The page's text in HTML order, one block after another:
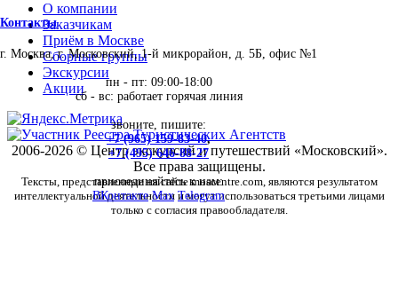
Контакты
г. Москва, г. Московский, 1-й микрорайон, д. 5Б, офис №1
пн - пт: 09:00-18:00
сб - вс: работает горячая линия
звоните, пишите:
+7 (965) 159-83-40,
+7 (495) 646-88-27
присоединяйтесь к нам:
ВКонтакте Max Telegram
О компании
Заказчикам
Приём в Москве
Сборные группы
Экскурсии
Акции
2006-2026 © Центр экскурсий и путешествий «Московский».
Все права защищены.
Тексты, представленные на сайте moscentre.com, являются результатом
интеллектуальной деятельности и могут использоваться третьими лицами
только с согласия правообладателя.